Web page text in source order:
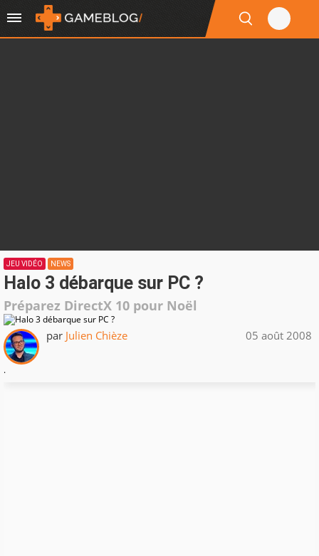
JEU VIDÉO NEWS
Halo 3 débarque sur PC ?
Préparez DirectX 10 pour Noël
par Julien Chièze 05 août 2008
.